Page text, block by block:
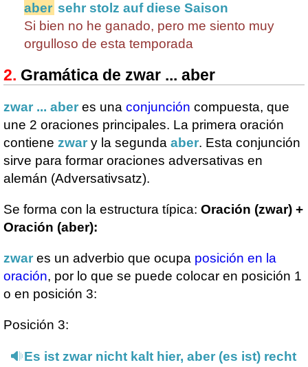
aber sehr stolz auf diese Saison
Si bien no he ganado, pero me siento muy
orgulloso de esta temporada
Gramática de zwar ... aber
zwar ... aber es una conjunción compuesta, que
une 2 oraciones principales. La primera oración
contiene zwar y la segunda aber. Esta conjunción
sirve para formar oraciones adversativas en
alemán (Adversativsatz).
Se forma con la estructura típica: Oración (zwar) +
Oración (aber):
zwar es un adverbio que ocupa posición en la
oración, por lo que se puede colocar en posición 1
o en posición 3:
Posición 3:
Es ist zwar nicht kalt hier, aber (es ist) recht